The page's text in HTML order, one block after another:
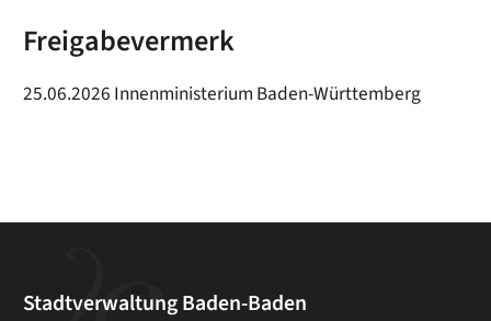
Freigabevermerk
25.06.2026 Innenministerium Baden-Württemberg
Stadtverwaltung Baden-Baden